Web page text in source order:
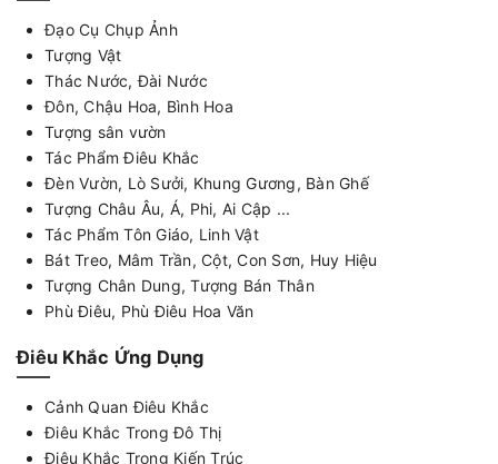
Đạo Cụ Chụp Ảnh
Tượng Vật
Thác Nước, Đài Nước
Đôn, Chậu Hoa, Bình Hoa
Tượng sân vườn
Tác Phẩm Điêu Khắc
Đèn Vườn, Lò Sưởi, Khung Gương, Bàn Ghế
Tượng Châu Âu, Á, Phi, Ai Cập ...
Tác Phẩm Tôn Giáo, Linh Vật
Bát Treo, Mâm Trần, Cột, Con Sơn, Huy Hiệu
Tượng Chân Dung, Tượng Bán Thân
Phù Điêu, Phù Điêu Hoa Văn
Điêu Khắc Ứng Dụng
Cảnh Quan Điêu Khắc
Điêu Khắc Trong Đô Thị
Điêu Khắc Trong Kiến Trúc